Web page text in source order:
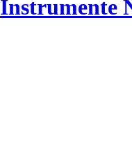
Instrumente